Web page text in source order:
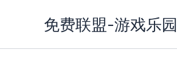
免费联盟-游戏乐园